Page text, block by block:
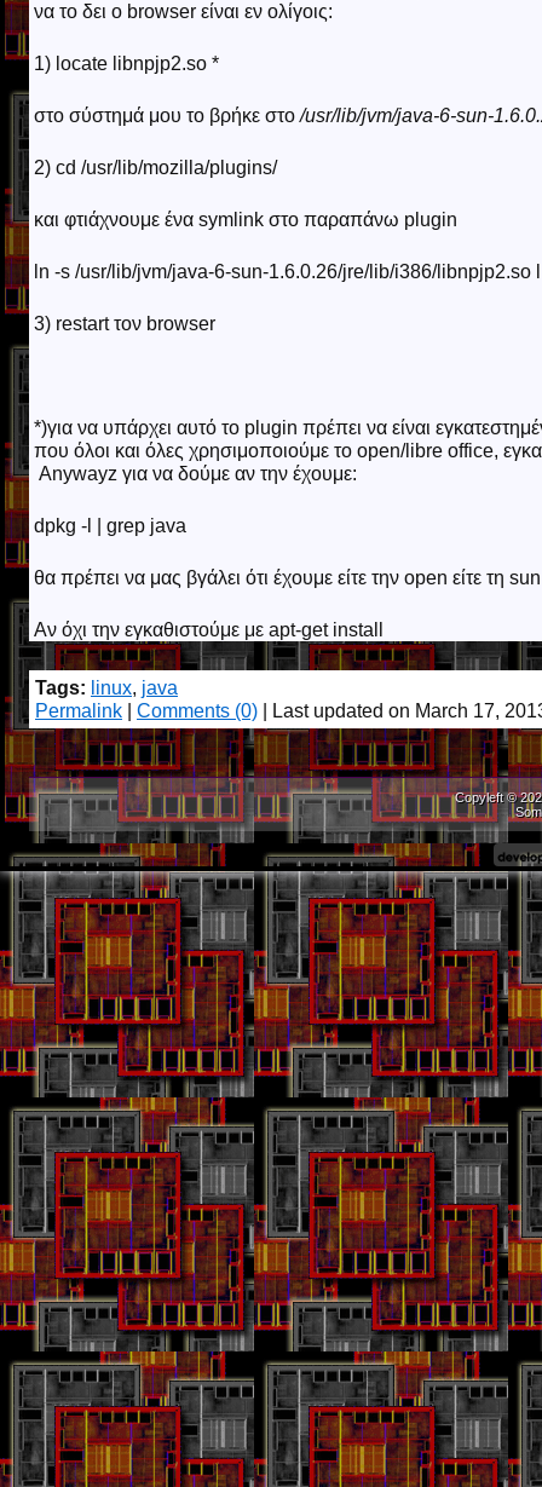
να το δει ο browser είναι εν ολίγοις:
1) locate libnpjp2.so *
στο σύστημά μου το βρήκε στο/usr/lib/jvm/java-6-sun-
2) cd /usr/lib/mozilla/plugins/
και φτιάχνουμε ένα symlink στο παραπάνω plugin
ln -s /usr/lib/jvm/java-6-sun-1.6.0.26/jre/lib/i386/libnpjp2.so
3) restart τον browser
*)για να υπάρχει αυτό το plugin πρέπει να είναι
που όλοι και όλες χρησιμοποιούμε το open/libre office,
Anywayz για να δούμε αν την έχουμε:
dpkg -l | grep java
θα πρέπει να μας βγάλει ότι έχουμε είτε την open είτε τη
Αν όχι την εγκαθιστούμε με apt-get install
Tags: linux, java
Permalink
Comments (0) | Last updated on March 17,
Copyleft ©